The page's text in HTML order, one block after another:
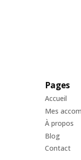
Pages
Accueil
Mes
À propos
Blog
Contact